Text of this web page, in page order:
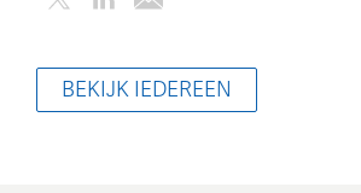
BEKIJK IEDEREEN